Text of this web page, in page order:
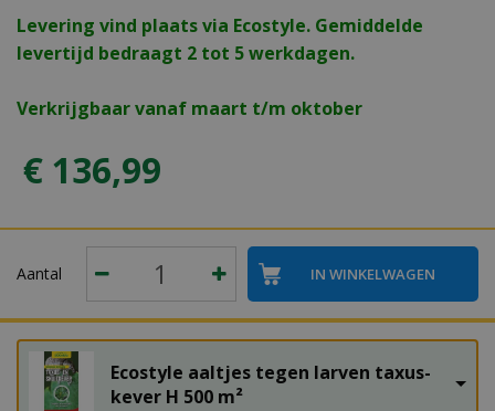
Levering vind plaats via Ecostyle. Gemiddelde
levertijd bedraagt 2 tot 5 werkdagen.
Verkrijgbaar vanaf maart t/m oktober
€ 136,99
Aantal
Ecostyle aaltjes tegen larven taxus-
kever H 500 m²